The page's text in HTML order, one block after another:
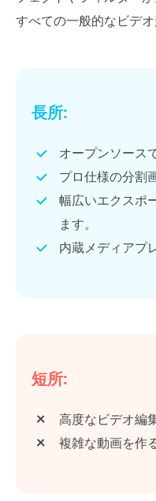
すべての一般的なビデ
長所:
オープンソース
プロ仕様の分割
幅広いエクスポ
ます。
内蔵メディアプ
短所:
高度なビデオ編
複雑な動画を作